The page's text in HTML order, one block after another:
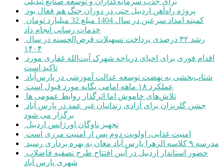
پروژه راه‌آهن اردبیل حتی در دوران جنگ هم فعال بود
خدمات رسانی انجام داد
۱۴۰۴
تاکید است
شتاب‌بخشی به نهضت توسعه عدالت آموزشی در پارس‌آباد
عملکرد ۱۸ ماهه امامی یگانه مورد قبول است
تلاش‌های خاموش اما اثرگذار روابط عمومی ها
برگزار می شود
تجهیز ناوگان اورژانس اردبیل
امنیت غذایی، اولویت دوم پس از امنیت مرزی است
مدرسه ۹ کلاسه الزهرا پارس آباد مغان به بهره برداری رسید
شهری پارس آباد